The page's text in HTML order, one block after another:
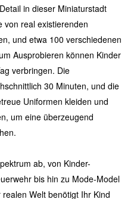
in dieser Miniaturstadt
von real existierenden
und etwa 100 verschiedenen
Ausprobieren können Kinder
verbringen. Die
30 Minuten, und die
Uniformen kleiden und
um eine überzeugend
ab, von Kinder-
bis hin zu Mode-Model
Welt benötigt Ihr Kind